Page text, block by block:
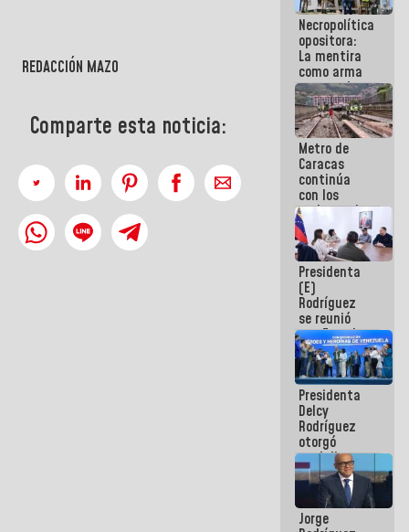
REDACCIÓN MAZO
Comparte esta noticia:
escombros
en La Guaira
Necropolítica
opositora:
La mentira
como arma
contra el
Pueblo
Metro de
Caracas
continúa
con los
trabajos de
mantenimiento
e inspección
en la Línea 2
Presidenta
(E)
Rodríguez
se reunió
con Estado
Mayor
Eléctrico
para
abordar
planes de
acción
Presidenta
Delcy
Rodríguez
otorgó
medalla
"Héroe de
Venezuela"
a servidores
públicos
Jorge